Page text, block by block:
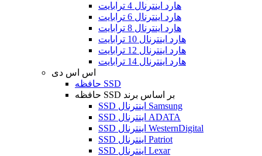
هارد اینترنال 4 ترابایت
هارد اینترنال 6 ترابایت
هارد اینترنال 8 ترابایت
هارد اینترنال 10 ترابایت
هارد اینترنال 12 ترابایت
هارد اینترنال 14 ترابایت
اس اس دی
حافظه SSD
حافظه SSD بر اساس برند
SSD اینترنال Samsung
SSD اینترنال ADATA
SSD اینترنال WesternDigital
SSD اینترنال Patriot
SSD اینترنال Lexar